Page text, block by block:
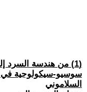
(1) من هندسة السرد
سوسيو-سيكولوجية في
السلاموني